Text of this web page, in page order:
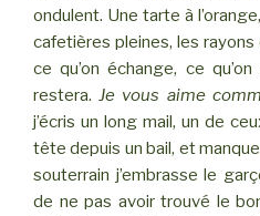
ondulent. Une tarte à
cafetières pleines, les rayons
ce qu’on échange, ce
restera. Je vous aime
j’écris un long mail, un de
tête depuis un bail, et
souterrain j’embrasse le
de ne pas avoir trouvé le